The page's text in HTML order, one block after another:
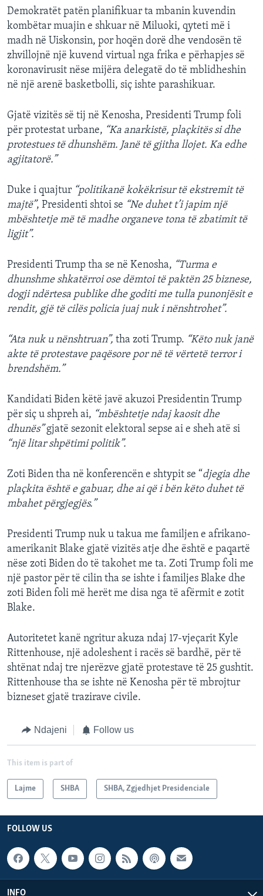
Demokratët patën planifikuar ta mbanin kuvendin
kombëtar muajin e shkuar në Miluoki, qyteti më i
madh në Uiskonsin, por hoqën dorë dhe vendosën të
zhvillojnë një kuvend virtual nga frika e përhapjes së
koronavirusit nëse mijëra delegatë do të mblidheshin
në një arenë basketbolli, siç ishte parashikuar.
Gjatë vizitës së tij në Kenosha, Presidenti Trump foli
për protestat urbane, “Ka anarkistë, plaçkitës si dhe
protestues të dhunshëm. Janë të gjitha llojet. Ka edhe
agjitatorë.”
Duke i quajtur “politikanë kokëkrisur të ekstremit të
majtë”, Presidenti shtoi se “Ne duhet t’i japim një
mbështetje më të madhe organeve tona të zbatimit të
ligjit”.
Presidenti Trump tha se në Kenosha, “Turma e
dhunshme shkatërroi ose dëmtoi të paktën 25 biznese,
dogji ndërtesa publike dhe goditi me tulla punonjësit e
rendit, gjë të cilës policia juaj nuk i nënshtrohet”.
“Ata nuk u nënshtruan”, tha zoti Trump. “Këto nuk janë
akte të protestave paqësore por në të vërtetë terror i
brendshëm.”
Kandidati Biden këtë javë akuzoi Presidentin Trump
për siç u shpreh ai, “mbështetje ndaj kaosit dhe
dhunës”gjatë sezonit elektoral sepse ai e sheh atë si
“një litar shpëtimi politik”.
Zoti Biden tha në konferencën e shtypit se “djegia dhe
plaçkita është e gabuar, dhe ai që i bën këto duhet të
mbahet përgjegjës.”
Presidenti Trump nuk u takua me familjen e afrikano-
amerikanit Blake gjatë vizitës atje dhe është e paqartë
nëse zoti Biden do të takohet me ta. Zoti Trump foli me
një pastor për të cilin tha se ishte i familjes Blake dhe
zoti Biden foli më herët me disa nga të afërmit e zotit
Blake.
Autoritetet kanë ngritur akuza ndaj 17-vjeçarit Kyle
Rittenhouse, një adoleshent i racës së bardhë, për të
shtënat ndaj tre njerëzve gjatë protestave të 25 gushtit.
Rittenhouse tha se ishte në Kenosha për të mbrojtur
bizneset gjatë trazirave civile.
Ndajeni Follow us
This item is part of
Lajme SHBA SHBA, Zgjedhjet Presidenciale
FOLLOW US
INFO